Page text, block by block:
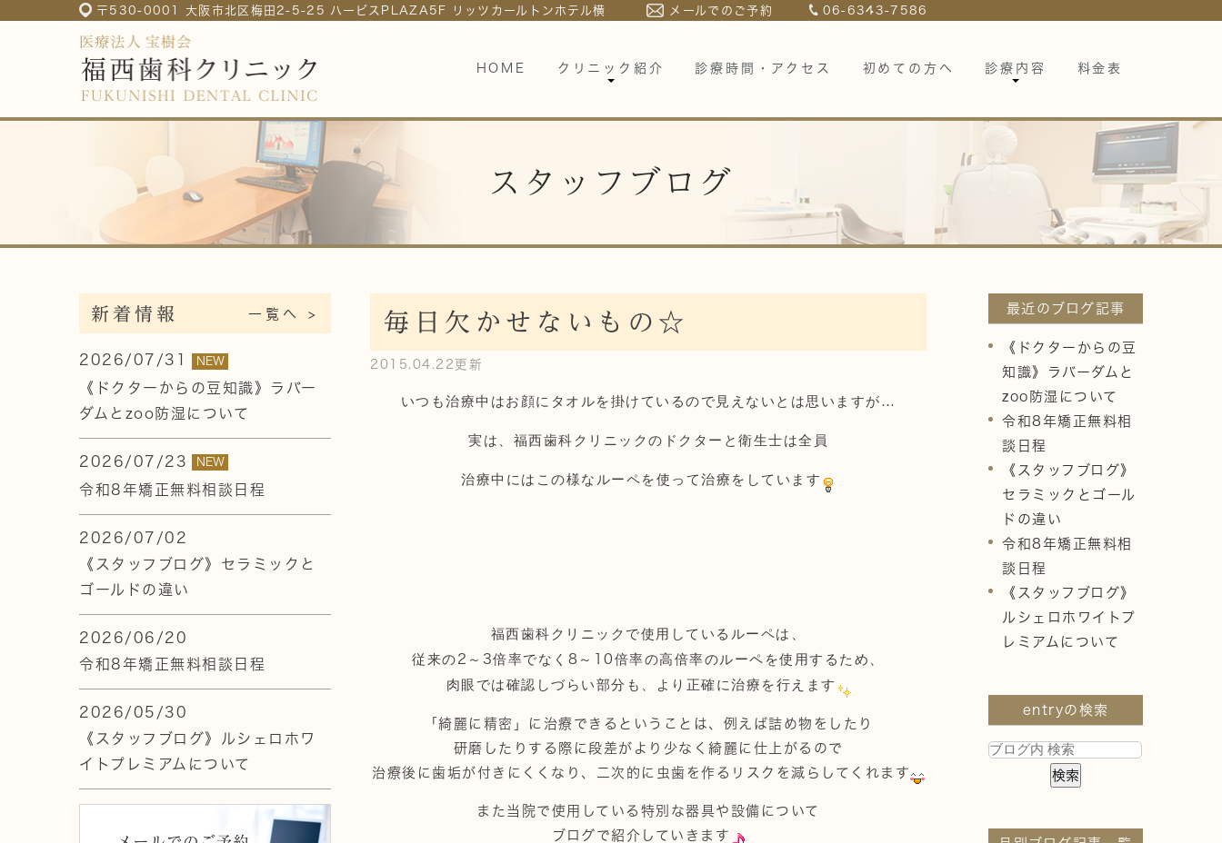
〒530-0001 大阪市北区梅田2-5-25 ハービスPLAZA5F リッツカールトンホテル横 メールでのご予約 06-6343-7586
HOME クリニック紹介 診療時間・アクセス 初めての方へ 診療内容 料金表
スタッフブログ
毎日欠かせないもの☆
2015.04.22更新
いつも治療中はお顔にタオルを掛けているので見えないとは思いますが…
実は、福西歯科クリニックのドクターと衛生士は全員
治療中にはこの様なルーペを使って治療をしています
福西歯科クリニックで使用しているルーペは、
従来の 2 ～ 3倍率でなく 8 ～ 10 倍率の高倍率のルーペを使用するため、
肉眼では確認しづらい部分も、より正確に治療を行えます
「綺麗に精密」に治療できるということは、例えば詰め物をしたり
研磨したりする際に段差がより少なく綺麗に仕上がるので
治療後に歯垢が付きにくくなり、二次的に虫歯を作るリスクを減らしてくれます
また当院で使用している特別な器具や設備について
ブログで紹介していきます
最近のブログ記事
《ドクターからの豆
知識》ラバーダムと
zoo防湿について
令和8年矯正無料相
談日程
《スタッフブログ》
セラミックとゴール
ドの違い
令和8年矯正無料相
談日程
《スタッフブログ》
ルシェロホワイトプ
レミアムについて
entryの検索
新着情報 一覧へ >
2026/07/31 NEW
《ドクターからの豆知識》ラバー
ダムとzoo防湿について
2026/07/23 NEW
令和8年矯正無料相談日程
2026/07/02
《スタッフブログ》セラミックと
ゴールドの違い
2026/06/20
令和8年矯正無料相談日程
2026/05/30
《スタッフブログ》ルシェロホワ
イトプレミアムについて